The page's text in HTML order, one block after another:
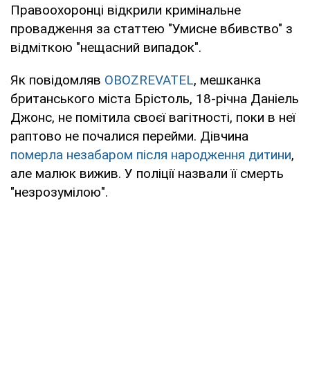
Правоохоронці відкрили кримінальне
провадження за статтею "Умисне вбивство" з
відміткою "нещасний випадок".
Як повідомляв OBOZREVATEL, мешканка
британського міста Брістоль, 18-річна Даніель
Джонс, не помітила своєї вагітності, поки в неї
раптово не почалися перейми. Дівчина
померла незабаром після народження дитини,
але малюк вижив. У поліції назвали її смерть
"незрозумілою".